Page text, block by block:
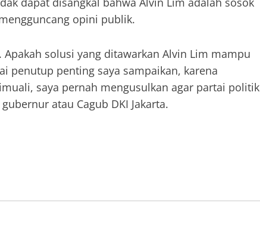
opini publik.
solusi yang ditawarkan Alvin Lim mampu
penutup penting saya sampaikan, karena
saya pernah mengusulkan agar partai politik
atau Cagub DKI Jakarta.